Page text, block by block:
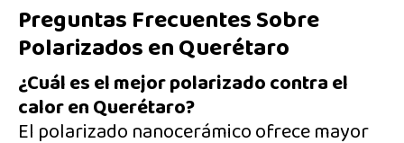
Preguntas Frecuentes Sobre
Polarizados en Querétaro
¿Cuál es el mejor polarizado contra el
calor en Querétaro?
El polarizado nanocerámico ofrece mayor